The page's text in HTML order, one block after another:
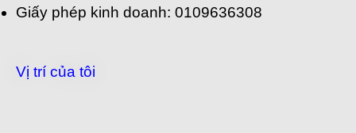
Giấy phép kinh doanh: 0109636308
Vị trí của tôi